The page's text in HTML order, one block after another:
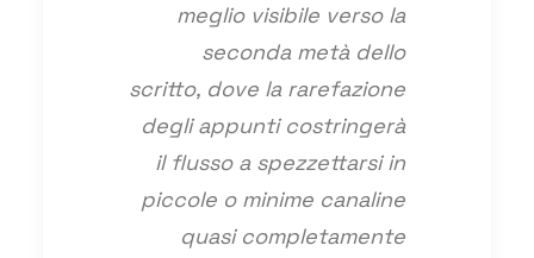
meglio visibile verso la
seconda metà dello
scritto, dove la rarefazione
degli appunti costringerà
il flusso a spezzettarsi in
piccole o minime canaline
quasi completamente